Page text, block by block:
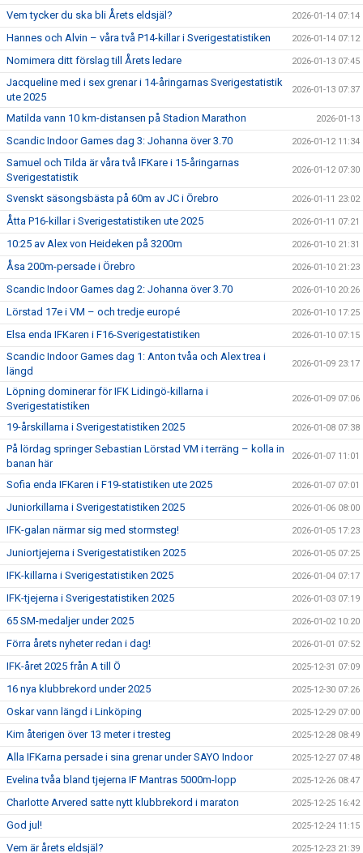
Vem tycker du ska bli Årets eldsjäl? 2026-01-14 07:14
Hannes och Alvin – våra två P14-killar i Sverigestatistiken 2026-01-14 07:12
Nomimera ditt förslag till Årets ledare 2026-01-13 07:45
Jacqueline med i sex grenar i 14-åringarnas Sverigestatistik
ute 2025
2026-01-13 07:37
Matilda vann 10 km-distansen på Stadion Marathon 2026-01-13
Scandic Indoor Games dag 3: Johanna över 3.70 2026-01-12 11:34
Samuel och Tilda är våra två IFKare i 15-åringarnas
Sverigestatistik
2026-01-12 07:30
Svenskt säsongsbästa på 60m av JC i Örebro 2026-01-11 23:02
Åtta P16-killar i Sverigestatistiken ute 2025 2026-01-11 07:21
10:25 av Alex von Heideken på 3200m 2026-01-10 21:31
Åsa 200m-persade i Örebro 2026-01-10 21:23
Scandic Indoor Games dag 2: Johanna över 3.70 2026-01-10 20:26
Lörstad 17e i VM – och tredje europé 2026-01-10 17:25
Elsa enda IFKaren i F16-Sverigestatistiken 2026-01-10 07:15
Scandic Indoor Games dag 1: Anton tvåa och Alex trea i
längd
2026-01-09 23:17
Löpning dominerar för IFK Lidingö-killarna i
Sverigestatistiken
2026-01-09 07:06
19-årskillarna i Sverigestatistiken 2025 2026-01-08 07:38
På lördag springer Sebastian Lörstad VM i terräng – kolla in
banan här
2026-01-07 11:01
Sofia enda IFKaren i F19-statistiken ute 2025 2026-01-07 07:01
Juniorkillarna i Sverigestatistiken 2025 2026-01-06 08:00
IFK-galan närmar sig med stormsteg! 2026-01-05 17:23
Juniortjejerna i Sverigestatistiken 2025 2026-01-05 07:25
IFK-killarna i Sverigestatistiken 2025 2026-01-04 07:17
IFK-tjejerna i Sverigestatistiken 2025 2026-01-03 07:19
65 SM-medaljer under 2025 2026-01-02 10:20
Förra årets nyheter redan i dag! 2026-01-01 07:52
IFK-året 2025 från A till Ö 2025-12-31 07:09
16 nya klubbrekord under 2025 2025-12-30 07:26
Oskar vann längd i Linköping 2025-12-29 07:00
Kim återigen över 13 meter i tresteg 2025-12-28 08:49
Alla IFKarna persade i sina grenar under SAYO Indoor 2025-12-27 07:48
Evelina tvåa bland tjejerna IF Mantras 5000m-lopp 2025-12-26 08:47
Charlotte Arvered satte nytt klubbrekord i maraton 2025-12-25 16:42
God jul! 2025-12-24 11:15
Vem är årets eldsjäl? 2025-12-23 21:39